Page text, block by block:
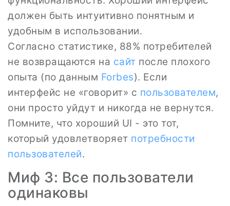
должен быть интуитивно понятным и
удобным в использовании.
Согласно статистике, 88% потребителей
не возвращаются на сайт после плохого
опыта (по данным Forbes). Если
интерфейс не «говорит» с пользователем,
они просто уйдут и никогда не вернутся.
Помните, что хороший UI - это тот,
который удовлетворяет потребности
пользователей.
Миф 3: Все пользователи
одинаковы